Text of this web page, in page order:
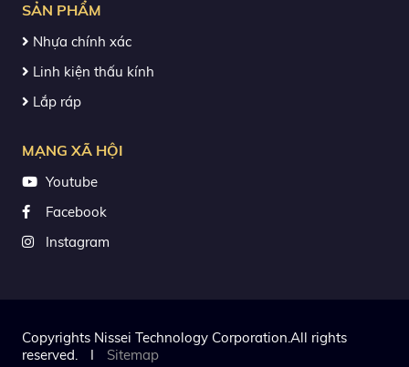
SẢN PHẨM
Nhựa chính xác
Linh kiện thấu kính
Lắp ráp
MẠNG XÃ HỘI
Youtube
Facebook
Instagram
Copyrights Nissei Technology Corporation.All rights
reserved.
I Sitemap